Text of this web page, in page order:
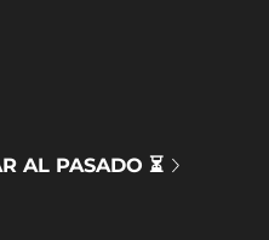
AL PASADO ⏳